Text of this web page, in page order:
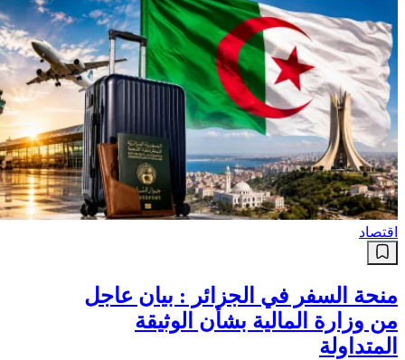
اقتصاد
منحة السفر في الجزائر : بيان عاجل
من وزارة المالية بشأن الوثيقة
المتداولة